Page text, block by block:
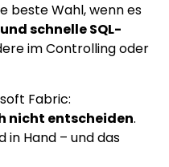
beste Wahl, wenn es
schnelle SQL-
im Controlling oder
Fabric:
nicht entscheiden.
in Hand – und das